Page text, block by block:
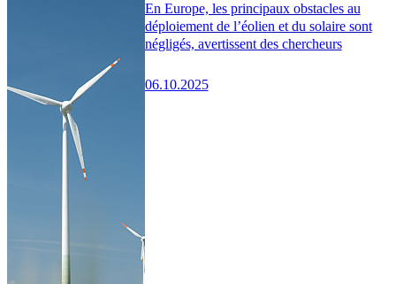
En Europe, les principaux obstacles au
déploiement de l’éolien et du solaire sont
négligés, avertissent des chercheurs
06.10.2025